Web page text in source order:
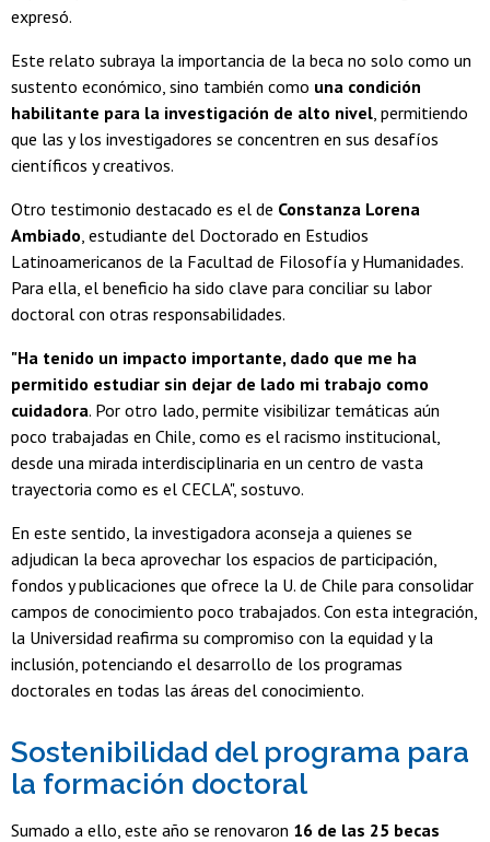
expresó.
Este relato subraya la importancia de la beca no solo como un
sustento económico, sino también como una condición
habilitante para la investigación de alto nivel , permitiendo
que las y los investigadores se concentren en sus desafíos
científicos y creativos.
Otro testimonio destacado es el de Constanza Lorena
Ambiado , estudiante del Doctorado en Estudios
Latinoamericanos de la Facultad de Filosofía y Humanidades.
Para ella, el beneficio ha sido clave para conciliar su labor
doctoral con otras responsabilidades.
"Ha tenido un impacto importante, dado que me ha
permitido estudiar sin dejar de lado mi trabajo como
cuidadora. Por otro lado, permite visibilizar temáticas aún
poco trabajadas en Chile, como es el racismo institucional,
desde una mirada interdisciplinaria en un centro de vasta
trayectoria como es el CECLA", sostuvo.
En este sentido, la investigadora aconseja a quienes se
adjudican la beca aprovechar los espacios de participación,
fondos y publicaciones que ofrece la U. de Chile para consolidar
campos de conocimiento poco trabajados. Con esta integración,
la Universidad reafirma su compromiso con la equidad y la
inclusión, potenciando el desarrollo de los programas
doctorales en todas las áreas del conocimiento.
Sostenibilidad del programa para
la formación doctoral
Sumado a ello, este año se renovaron 16 de las 25 becas